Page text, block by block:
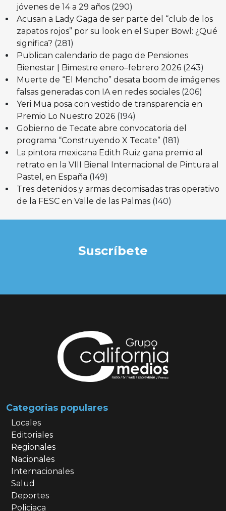
jóvenes de 14 a 29 años (290)
Acusan a Lady Gaga de ser parte del “club de los
zapatos rojos” por su look en el Super Bowl: ¿Qué
significa? (281)
Publican calendario de pago de Pensiones
Bienestar | Bimestre enero–febrero 2026 (243)
Muerte de “El Mencho” desata boom de imágenes
falsas generadas con IA en redes sociales (206)
Yeri Mua posa con vestido de transparencia en
Premio Lo Nuestro 2026 (194)
Gobierno de Tecate abre convocatoria del
programa “Construyendo X Tecate” (181)
La pintora mexicana Edith Ruiz gana premio al
retrato en la VIII Bienal Internacional de Pintura al
Pastel, en España (149)
Tres detenidos y armas decomisadas tras operativo
de la FESC en Valle de las Palmas (140)
Suscríbete
Categorias populares
Locales
Editoriales
Regionales
Nacionales
Internacionales
Salud
Deportes
Policiaca